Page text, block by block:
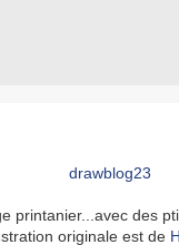
printanier...avec des
originale est de